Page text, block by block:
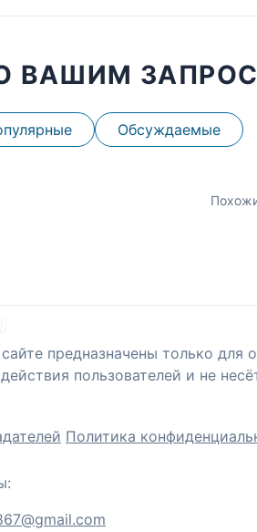
ВАШИМ
Обсуждаемые
предназначены только для
пользователей и не
Политика